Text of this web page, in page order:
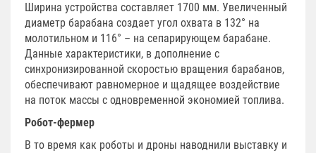
Ширина устройства составляет 1700 мм. Увеличенный
диаметр барабана создает угол охвата в 132° на
молотильном и 116° – на сепарирующем барабане.
Данные характеристики, в дополнение с
синхронизированной скоростью вращения барабанов,
обеспечивают равномерное и щадящее воздействие
на поток массы с одновременной экономией топлива.
Робот-фермер
В то время как роботы и дроны наводнили выставку и